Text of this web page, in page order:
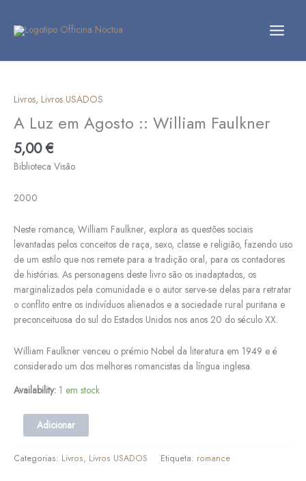
content
Livros, Livros USADOS
A Luz em Agosto :: William Faulkner
5,00€
Biblioteca Visão
2000
Neste romance, William Faulkner, explora as questões sociais
levantadas pelos conceitos de raça, sexo, classe e religião, fazendo uso
de um estilo que nos remete para a tradição oral, para os contadores
de histórias. As personagens deste livro são os inadaptados, os
marginalizados pela comunidade e o autor serve-se delas para retratar
o conflito entre os indivíduos alienados e a sociedade rural puritana e
preconceituosa do sul do Estados Unidos nos anos 20 do século XX.
William Faulkner venceu o prémio Nobel da literatura em 1949 e é
considerado um dos melhores romancistas da língua inglesa.
Availability: 1 em stock
A
Luz
em
Agosto
William
Adicionar
Categorias: Livros, Livros USADOS Etiqueta: romance